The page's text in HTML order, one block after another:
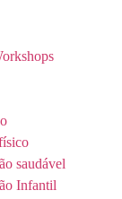
saudável
Infantil